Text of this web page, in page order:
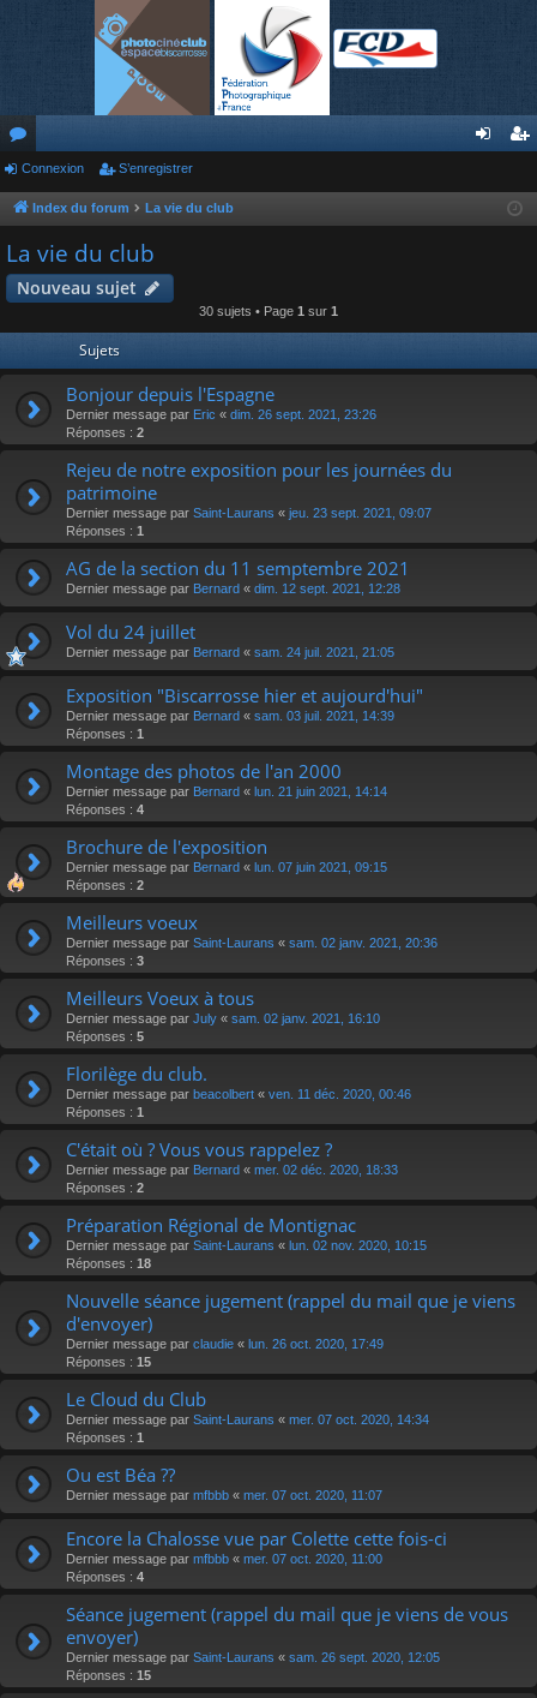
or
u
m
s
nr
Connexion S’enregistrer
Index du forum La vie du club
La vie du club
Nouveau sujet
30 sujets • Page 1 sur 1
Sujets
Bonjour depuis l'Espagne
Dernier message par Eric « dim. 26 sept. 2021, 23:26
Réponses : 2
Rejeu de notre exposition pour les journées du
patrimoine
Dernier message par Saint-Laurans « jeu. 23 sept. 2021, 09:07
Réponses : 1
AG de la section du 11 semptembre 2021
Dernier message par Bernard « dim. 12 sept. 2021, 12:28
Vol du 24 juillet
Dernier message par Bernard « sam. 24 juil. 2021, 21:05
Exposition "Biscarrosse hier et aujourd'hui"
Dernier message par Bernard « sam. 03 juil. 2021, 14:39
Réponses : 1
Montage des photos de l'an 2000
Dernier message par Bernard « lun. 21 juin 2021, 14:14
Réponses : 4
Brochure de l'exposition
Dernier message par Bernard « lun. 07 juin 2021, 09:15
Réponses : 2
Meilleurs voeux
Dernier message par Saint-Laurans « sam. 02 janv. 2021, 20:36
Réponses : 3
Meilleurs Voeux à tous
Dernier message par July « sam. 02 janv. 2021, 16:10
Réponses : 5
Florilège du club.
Dernier message par beacolbert « ven. 11 déc. 2020, 00:46
Réponses : 1
C'était où ? Vous vous rappelez ?
Dernier message par Bernard « mer. 02 déc. 2020, 18:33
Réponses : 2
Préparation Régional de Montignac
Dernier message par Saint-Laurans « lun. 02 nov. 2020, 10:15
Réponses : 18
Nouvelle séance jugement (rappel du mail que je viens
d'envoyer)
Dernier message par claudie « lun. 26 oct. 2020, 17:49
Réponses : 15
Le Cloud du Club
Dernier message par Saint-Laurans « mer. 07 oct. 2020, 14:34
Réponses : 1
Ou est Béa ??
Dernier message par mfbbb « mer. 07 oct. 2020, 11:07
Encore la Chalosse vue par Colette cette fois-ci
Dernier message par mfbbb « mer. 07 oct. 2020, 11:00
Réponses : 4
Séance jugement (rappel du mail que je viens de vous
envoyer)
Dernier message par Saint-Laurans « sam. 26 sept. 2020, 12:05
Réponses : 15